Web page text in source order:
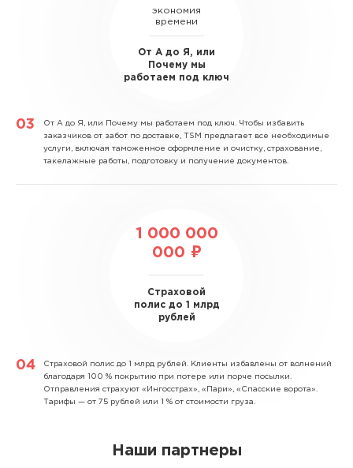
экономия
времени
От А до Я, или
Почему мы
работаем под ключ
От А до Я, или Почему мы работаем под ключ. Чтобы избавить
заказчиков от забот по доставке, TSM предлагает все необходимые
услуги, включая таможенное оформление и очистку, страхование,
такелажные работы, подготовку и получение документов.
1 000 000
000 ₽
Страховой
полис до 1 млрд
рублей
Страховой полис до 1 млрд рублей. Клиенты избавлены от волнений
благодаря 100 % покрытию при потере или порче посылки.
Отправления страхуют «Ингосстрах», «Пари», «Спасские ворота».
Тарифы — от 75 рублей или 1 % от стоимости груза.
Наши партнеры